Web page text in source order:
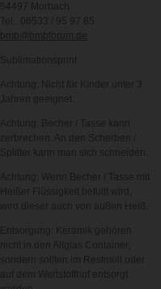
54497 Morbach
Tel.: 06533 / 95 97 85
bmb@bmbforum.de
Sublimationsprint
Achtung: Nicht für Kinder unter 3
Jahren geeignet.
Achtung: Becher / Tasse kann
zerbrechen. An den Scherben /
Splitter kann man sich schneiden.
Achtung: Wenn Becher / Tasse mit
Heißer Flüssigkeit befüllt wird,
wird dieser auch von außen Heiß.
Entsorgung: Keramik gehören
nicht in den Altglas Container,
sondern sollten im Restmüll oder
auf dem Wertstoffhof entsorgt